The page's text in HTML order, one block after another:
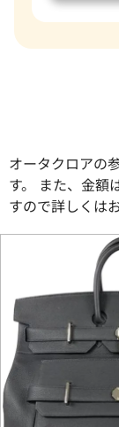
オータクロアの
す。 また、金額
すので詳しくは